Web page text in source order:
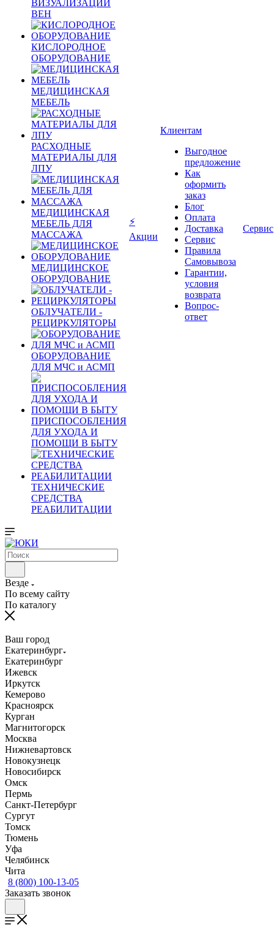
ВИЗУАЛИЗАЦИИ
ВЕН
КИСЛОРОДНОЕ
ОБОРУДОВАНИЕ
МЕДИЦИНСКАЯ
МЕБЕЛЬ
РАСХОДНЫЕ
МАТЕРИАЛЫ ДЛЯ
ЛПУ
МЕДИЦИНСКАЯ
МЕБЕЛЬ ДЛЯ
МАССАЖА
МЕДИЦИНСКОЕ
ОБОРУДОВАНИЕ
ОБЛУЧАТЕЛИ -
РЕЦИРКУЛЯТОРЫ
ОБОРУДОВАНИЕ
ДЛЯ МЧС и АСМП
ПРИСПОСОБЛЕНИЯ
ДЛЯ УХОДА И
ПОМОЩИ В БЫТУ
ТЕХНИЧЕСКИЕ
СРЕДСТВА
РЕАБИЛИТАЦИИ
⚡
Акции
Клиентам
Выгодное
предложение
Как
оформить
заказ
Блог
Оплата
Доставка
Сервис
Правила
Самовывоза
Гарантии,
условия
возврата
Вопрос-
ответ
Сервис
Везде
По всему сайту
По каталогу
Ваш город
Екатеринбург
Екатеринбург
Ижевск
Иркутск
Кемерово
Красноярск
Курган
Магнитогорск
Москва
Нижневартовск
Новокузнецк
Новосибирск
Омск
Пермь
Санкт-Петербург
Сургут
Томск
Тюмень
Уфа
Челябинск
Чита
8 (800) 100-13-05
Заказать звонок